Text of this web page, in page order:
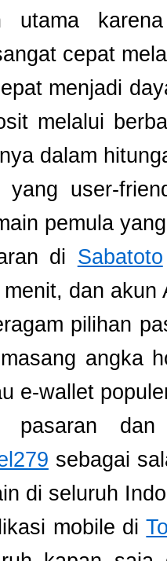
utama
cepat
menjadi
melalui
dalam
yang user-
pemula
di Sabatoto
dan
pilihan
angka
e-wallet
pasaran dan
sebagai
di seluruh
mobile di